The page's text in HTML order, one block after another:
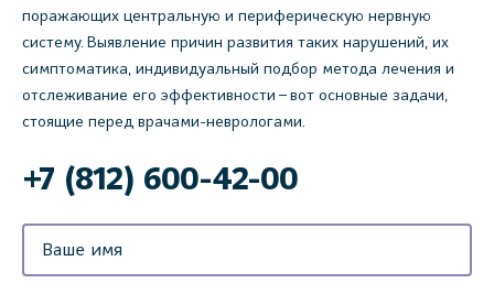
поражающих центральную и периферическую нервную
систему. Выявление причин развития таких нарушений, их
симптоматика, индивидуальный подбор метода лечения и
отслеживание его эффективности – вот основные задачи,
стоящие перед врачами-неврологами.
‌+7 (812) 600-42-00